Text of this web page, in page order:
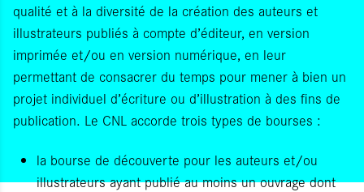
qualité et à la diversité de la création des auteurs et
illustrateurs publiés à compte d’éditeur, en version
imprimée et/ou en version numérique, en leur
permettant de consacrer du temps pour mener à bien un
projet individuel d’écriture ou d’illustration à des fins de
publication. Le CNL accorde trois types de bourses :
la bourse de découverte pour les auteurs et/ou
illustrateurs ayant publié au moins un ouvrage dont